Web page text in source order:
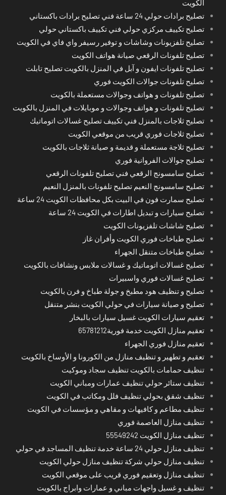
الكويت
تصليح برادات حولي 24 ساعة فني تصليح برادات باكستاني
تصليح تكييف مركزي حولي فني تكييف باكستاني حولي
تصليح تلفزيونات وشاشات و توفير رسيفر واي فاي في الكويت
تصليح تلفونات الرقعي صيانة هواتف الكويت
تصليح تلفونات ايفون و آبل في المنزل بالكويت تصليح تابلت
تصليح تلفونات جوالات الكويت فوري
تصليح تلفونات و هواتف وجوالات مستعملة بالكويت
تصليح تلفونات و هواتف وجوالات و موبايلات في المنزل بالكويت
تصليح ثلاجات بالمنزل فني تكييف تصليح غسالات اتوماتيك
تصليح ثلاجات فوري قريب من موقعي الكويت
تصليح ثلاجة مستعملة و قديمة و صيانة ثلاجات بالكويت
تصليح جوالات الفروانية فوري
تصليح سامسونج الرقعي فني تصليح تلفونات الرقعي
تصليح سامسونج النعيم تصليح تلفونات بالمنزل النعيم
تصليح سمارت فون في البيت بكل محافظات الكويت 24 ساعة
تصليح سيارات و تبديل اطارات في الكويت 24 ساعة
تصليح شاشات تلفزيونات الكويت
تصليح طباخات فوري الكويت وأفران غاز
تصليح طباخات متنقل الجهراء
تصليح غسالات اتوماتيك و غسالات ملابس ونشافات بالكويت
تصليح غسالات فوري واسبيرات
تصليح و تنظيف هود مطبخ و جولة طباخ و فرن بالكويت
تصليح و صيانة سيارات في حولي الكويت بنشر متنقل
تعقيم سيارات الكويت غسيل سيارات بالبخار
تعقيم منازل الكويت خدمة فورية65781212
تعقيم منازل فوري الجهراء
تعقيم و تطهير و تنظيف منازل من الكورونا و الأوساخ بالكويت
تنظيف حمامات بالكويت تنظيف سجاد وموكيت
تنظيف ستائر حولي تنظيف عمارات ومباني الكويت
تنظيف شقق بحولي تنظيف فلل ومكاتب في الكويت
تنظيف مطاعم و كافيهات و مقاهي و مؤسسات في الكويت
تنظيف منازل العاصمة فوري
تنظيف منازل الكويت 55549242
تنظيف منازل حولي 24 ساعة خدمة تنظيف المساجد في حولي
تنظيف منازل حولي شركة تنظيف منازل حولي الكويت
تنظيف منازل وتعقيم فوري قريب على موقعي الكويت
تنظيف و غسيل واجهات مباني و عمارات وابراج بالكويت